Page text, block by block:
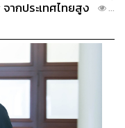
ากประเทศไทยสูง
...